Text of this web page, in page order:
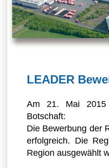
LEADER
Am 21. Mai 2015
Botschaft:
Die Bewerbung der
erfolgreich. Die
Region ausgewählt